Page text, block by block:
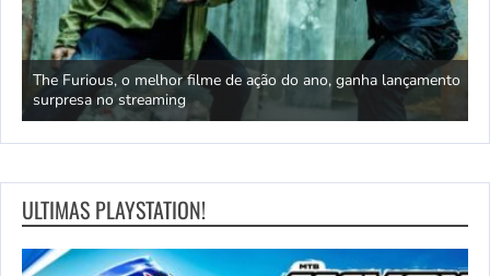
The Furious, o melhor filme de ação do ano, ganha lançamento
surpresa no streaming
ULTIMAS PLAYSTATION!